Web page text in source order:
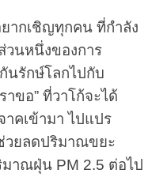
เชิญทุกคน ที่กำลัง
วนหนึ่งของการ
นรักษ์โลกไปกับ
าขอ” ที่วาโก้จะได้
คเข้ามา ไปแปร
วยลดปริมาณขยะ
มาณฝุ่น PM 2.5 ต่อไป